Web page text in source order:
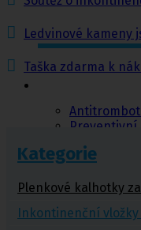
Punčochy,
Preventivní
Navlékače
Stahovací
Kompresní
Ledvinové kameny
Taška zdarma k
Kategorie
Plenkové kalhotky
Inkontinenční